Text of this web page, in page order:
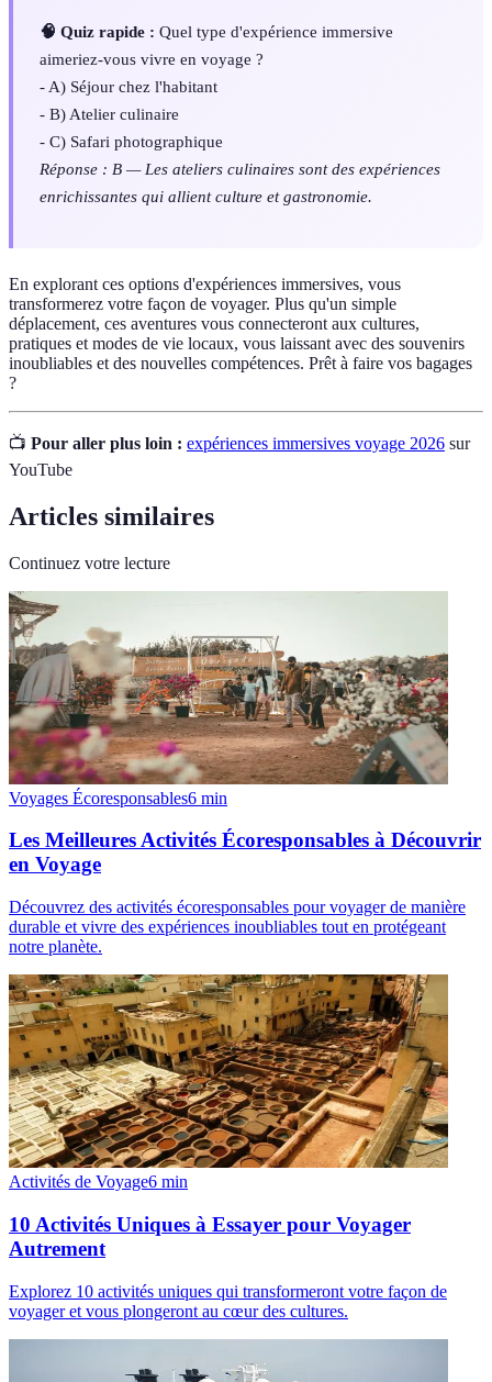
🧠 Quiz rapide : Quel type d'expérience immersive
aimeriez-vous vivre en voyage ?
- A) Séjour chez l'habitant
- B) Atelier culinaire
- C) Safari photographique
Réponse : B — Les ateliers culinaires sont des expériences
enrichissantes qui allient culture et gastronomie.
En explorant ces options d'expériences immersives, vous
transformerez votre façon de voyager. Plus qu'un simple
déplacement, ces aventures vous connecteront aux cultures,
pratiques et modes de vie locaux, vous laissant avec des souvenirs
inoubliables et des nouvelles compétences. Prêt à faire vos bagages
?
📺 Pour aller plus loin : expériences immersives voyage 2026 sur
YouTube
Articles similaires
Continuez votre lecture
Voyages Écoresponsables6 min
Les Meilleures Activités Écoresponsables à Découvrir
en Voyage
Découvrez des activités écoresponsables pour voyager de manière
durable et vivre des expériences inoubliables tout en protégeant
notre planète.
Activités de Voyage6 min
10 Activités Uniques à Essayer pour Voyager
Autrement
Explorez 10 activités uniques qui transformeront votre façon de
voyager et vous plongeront au cœur des cultures.